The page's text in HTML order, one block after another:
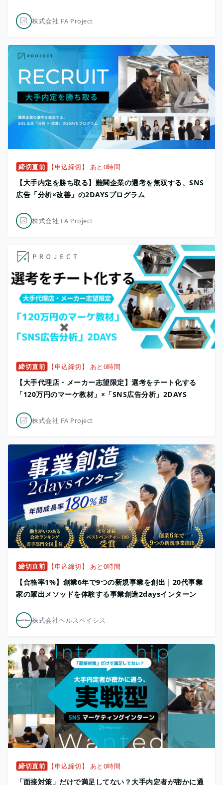
株式会社 FA Project
締切直前 【申込締切】 あと0時間
【大手内定を勝ち取る】難関企業の選考を無双する、SNS
広告「分析×改善」の2DAYSプログラム
株式会社 FA Project
締切直前 【申込締切】 あと0時間
【大手代理店・メーカー志望限定】選考をチート化する
「120万円のマーケ教材」×「SNS広告分析」2DAYS
株式会社 FA Project
締切直前 【申込締切】 あと0時間
【合格率1%】創業6年で9つの新規事業を創出｜20代事業
家の輩出メソッドを体験する事業創造2daysインターン
株式会社ヘルスベイシス
締切直前 【申込締切】 あと0時間
「面接対策」だけで満足してない？大手内定者が密かに通